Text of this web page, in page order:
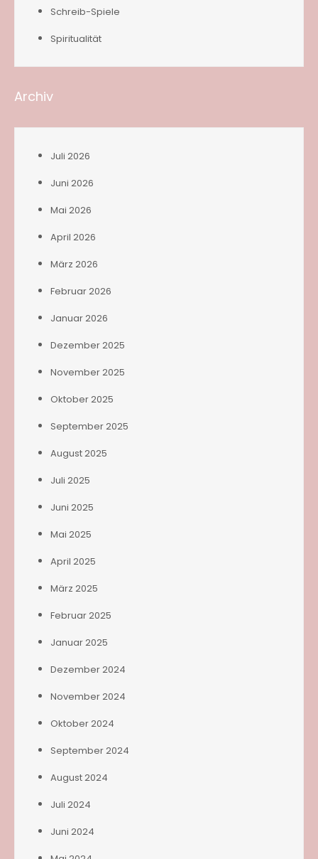
Schreib-Spiele
Spiritualität
Archiv
Juli 2026
Juni 2026
Mai 2026
April 2026
März 2026
Februar 2026
Januar 2026
Dezember 2025
November 2025
Oktober 2025
September 2025
August 2025
Juli 2025
Juni 2025
Mai 2025
April 2025
März 2025
Februar 2025
Januar 2025
Dezember 2024
November 2024
Oktober 2024
September 2024
August 2024
Juli 2024
Juni 2024